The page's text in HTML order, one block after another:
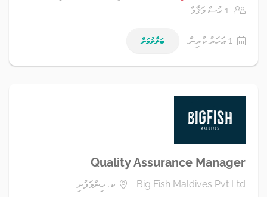
1 ހުސް މަޤާމް
1 އަހަރު ކުރިން ބަލާލުމަށް
Quality Assurance Manager
Big Fish Maldives Pvt Ltd
ކ. ހިންމަފުށި